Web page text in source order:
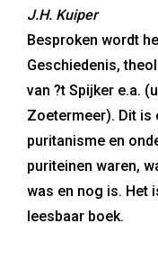
J.H. Kuiper
Besproken wordt
Geschiedenis,
van ?t Spijker e.a.
Zoetermeer). Dit is
puritanisme en
puriteinen waren,
was en nog is. Het
leesbaar boek.